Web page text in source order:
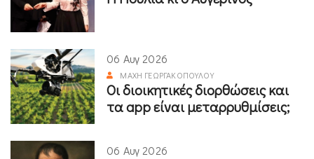
06 Αυγ 2026
ΜΆΧΗ ΓΕΩΡΓΑΚΟΠΟΎΛΟΥ
Οι διοικητικές διορθώσεις και
τα app είναι μεταρρυθμίσεις;
06 Αυγ 2026